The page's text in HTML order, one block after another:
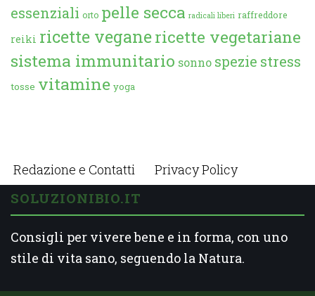
essenziali orto pelle secca radicali liberi raffreddore
reiki ricette veganericette vegetariane
sistema immunitario sonno spezie stress
tosse vitamine yoga
Redazione e Contatti Privacy Policy
SOLUZIONIBIO.IT
Consigli per vivere bene e in forma, con uno
stile di vita sano, seguendo la Natura.